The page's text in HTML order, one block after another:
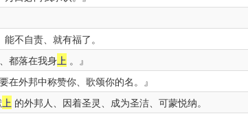
能不自责、就有福了。
都落在我身上 。』
在外邦中称赞你、歌颂你的名。』
上 的外邦人、因着圣灵、成为圣洁、可蒙悦纳。